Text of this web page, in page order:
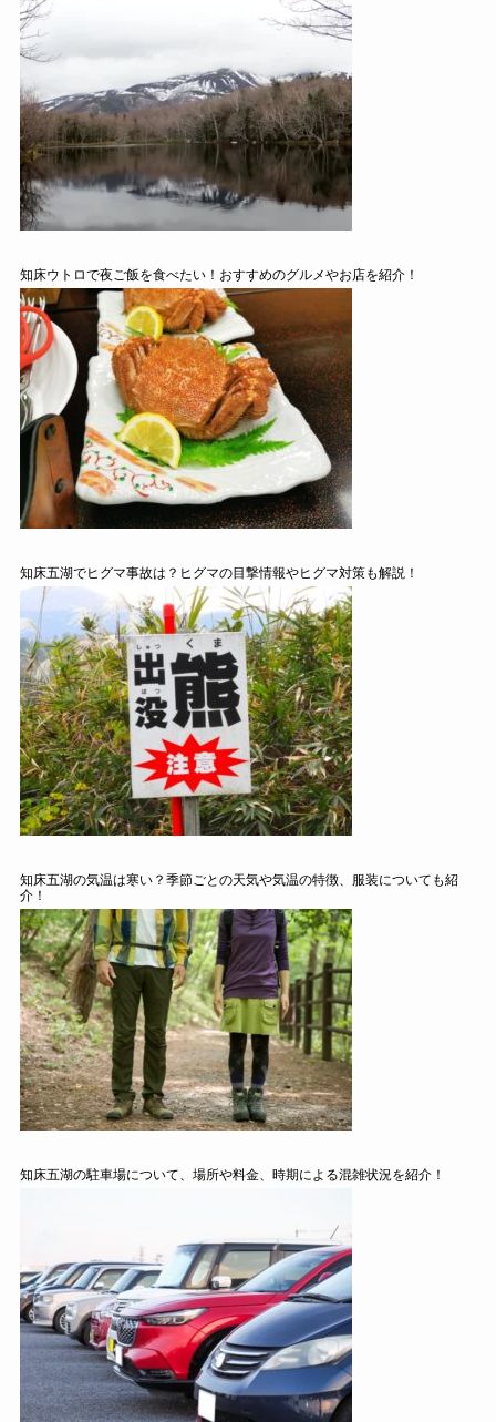
知床ウトロで夜ご飯を食べたい！おすすめのグルメやお店を紹介！
知床五湖でヒグマ事故は？ヒグマの目撃情報やヒグマ対策も解説！
知床五湖の気温は寒い？季節ごとの天気や気温の特徴、服装についても紹
介！
知床五湖の駐車場について、場所や料金、時期による混雑状況を紹介！